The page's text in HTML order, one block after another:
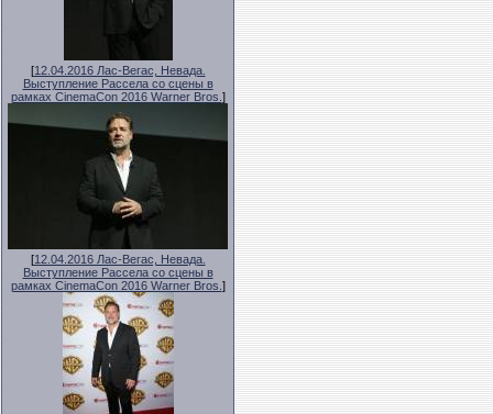
[12.04.2016 Лас-Вегас, Невада.
Выступление Рассела со сцены в
рамках CinemaCon 2016 Warner Bros. ]
[12.04.2016 Лас-Вегас, Невада.
Выступление Рассела со сцены в
рамках CinemaCon 2016 Warner Bros. ]